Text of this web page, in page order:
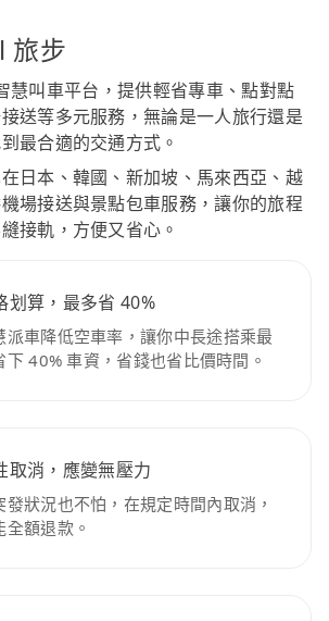
旅步
叫車平台，提供輕省專車、點對點
送等多元服務，無論是一人旅行還是
最合適的交通方式。
日本、韓國、新加坡、馬來西亞、越
場接送與景點包車服務，讓你的旅程
接軌，方便又省心。
划算，最多省 40%
派車降低空車率，讓你中長途搭乘最
下 40% 車資，省錢也省比價時間。
取消，應變無壓力
發狀況也不怕，在規定時間內取消，
全額退款。